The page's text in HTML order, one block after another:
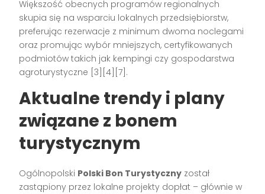
Większość obecnych programów regionalnych
skupia się na wsparciu lokalnych przedsiębiorstw,
preferując rezerwacje z minimum dwoma noclegami
oraz promując wybór mniejszych, certyfikowanych
podmiotów takich jak kempingi czy gospodarstwa
agroturystyczne [3][4][7] .
Aktualne trendy i plany
związane z bonem
turystycznym
Ogólnopolski Polski Bon Turystyczny został
zastąpiony przez lokalne projekty dopłat – głównie w